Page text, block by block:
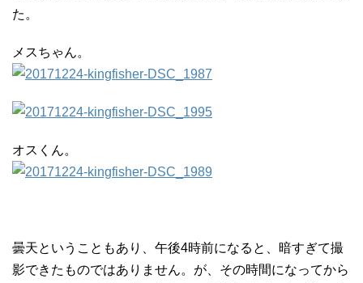
た。
メスちゃん。
オスくん。
曇天ということもあり、午後4時前になると、暗すぎて撮
影できたものではありません。が、その時間になってから